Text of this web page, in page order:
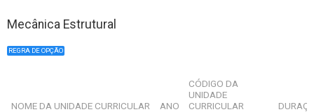
Mecânica Estrutural
REGRA DE OPÇÃO
NOME DA UNIDADE CURRICULAR ANO
CÓDIGO DA
UNIDADE
CURRICULAR